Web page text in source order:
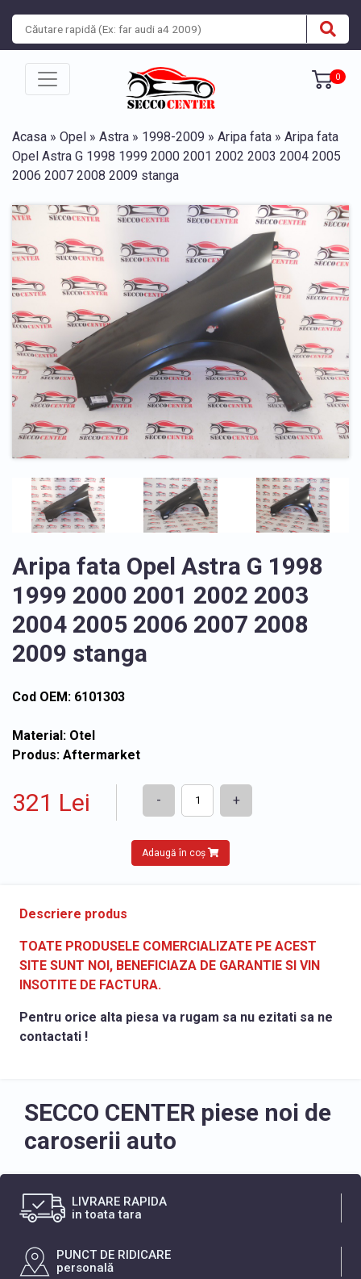
0
Acasa » Opel » Astra » 1998-2009 » Aripa fata » Aripa fata
Opel Astra G 1998 1999 2000 2001 2002 2003 2004 2005
2006 2007 2008 2009 stanga
Aripa fata Opel Astra G 1998
1999 2000 2001 2002 2003
2004 2005 2006 2007 2008
2009 stanga
Cod OEM: 6101303
Material: Otel
Produs: Aftermarket
321 Lei - +
Adaugă în coș
Descriere produs
TOATE PRODUSELE COMERCIALIZATE PE ACEST
SITE SUNT NOI, BENEFICIAZA DE GARANTIE SI VIN
INSOTITE DE FACTURA.
Pentru orice alta piesa va rugam sa nu ezitati sa ne
contactati !
SECCO CENTER piese noi de
caroserii auto
LIVRARE RAPIDA
in toata tara
PUNCT DE RIDICARE
personală